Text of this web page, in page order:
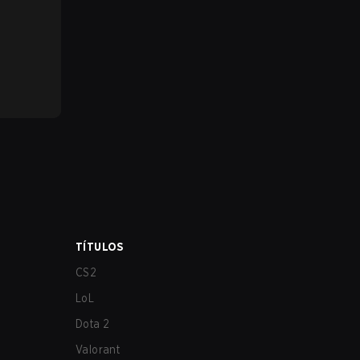
TÍTULOS
CS2
LoL
Dota 2
Valorant